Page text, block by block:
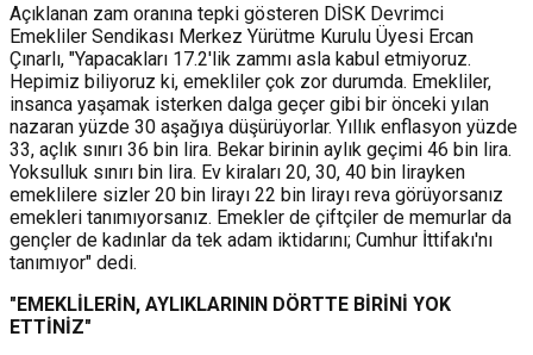
Açıklanan zam oranına tepki gösteren DİSK Devrimci
Emekliler Sendikası Merkez Yürütme Kurulu Üyesi Ercan
Çınarlı, "Yapacakları 17.2'lik zammı asla kabul etmiyoruz.
Hepimiz biliyoruz ki, emekliler çok zor durumda. Emekliler,
insanca yaşamak isterken dalga geçer gibi bir önceki yılan
nazaran yüzde 30 aşağıya düşürüyorlar. Yıllık enflasyon yüzde
33, açlık sınırı 36 bin lira. Bekar birinin aylık geçimi 46 bin lira.
Yoksulluk sınırı bin lira. Ev kiraları 20, 30, 40 bin lirayken
emeklilere sizler 20 bin lirayı 22 bin lirayı reva görüyorsanız
emekleri tanımıyorsanız. Emekler de çiftçiler de memurlar da
gençler de kadınlar da tek adam iktidarını; Cumhur İttifakı'nı
tanımıyor" dedi.
"EMEKLİLERİN, AYLIKLARININ DÖRTTE BİRİNİ YOK
ETTİNİZ"